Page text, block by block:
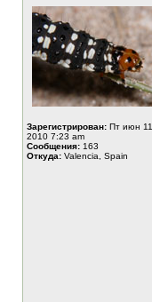
Зарегистрирован: Пт июн 11,
2010 7:23 am
Сообщения: 163
Откуда: Valencia, Spain